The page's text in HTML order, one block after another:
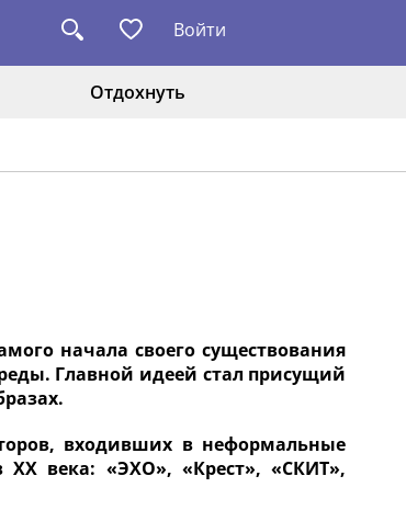
Войти
Отдохнуть
начала своего существования
Главной идеей стал присущий
входивших в неформальные
века: «ЭХО», «Крест», «СКИТ»,